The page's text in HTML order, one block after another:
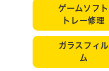
ゲームソフト
トレー修理
ガラスフィル
ム